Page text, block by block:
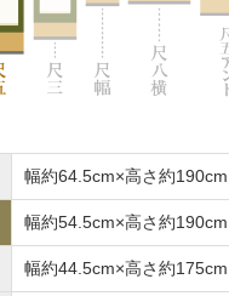
幅約64.5cm×高さ約190cm
幅約54.5cm×高さ約190cm
幅約44.5cm×高さ約175cm